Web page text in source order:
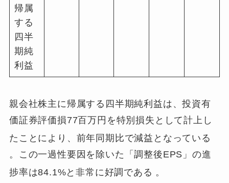
帰属
する
四半
期純
利益
親会社株主に帰属する四半期純利益は、投資有
価証券評価損77百万円を特別損失として計上し
たことにより、前年同期比で減益となっている
。この一過性要因を除いた「調整後EPS」の進
捗率は84.1%と非常に好調である 。